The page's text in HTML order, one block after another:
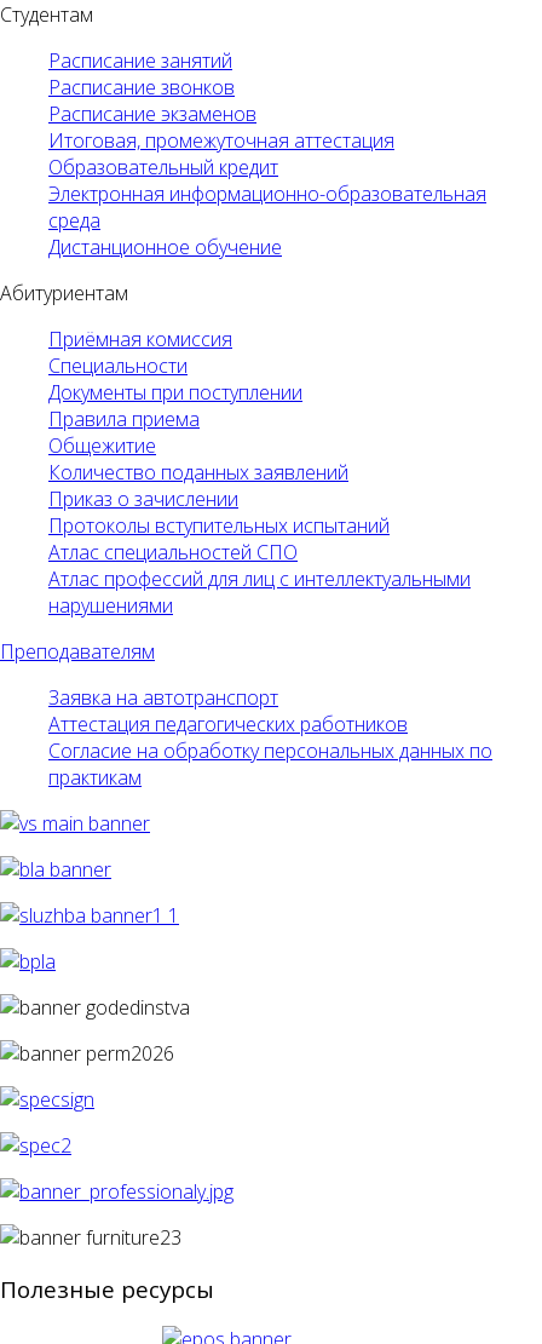
Студентам
Расписание занятий
Расписание звонков
Расписание экзаменов
Итоговая, промежуточная аттестация
Образовательный кредит
Электронная информационно-образовательная
среда
Дистанционное обучение
Абитуриентам
Приёмная комиссия
Специальности
Документы при поступлении
Правила приема
Общежитие
Количество поданных заявлений
Приказ о зачислении
Протоколы вступительных испытаний
Атлас специальностей СПО
Атлас профессий для лиц с интеллектуальными
нарушениями
Преподавателям
Заявка на автотранспорт
Аттестация педагогических работников
Согласие на обработку персональных данных по
практикам
Полезные ресурсы